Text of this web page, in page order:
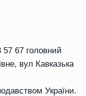
57 67 головний
вул Кавказька
України.